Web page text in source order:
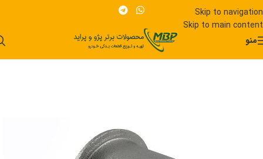
Skip to navigation
Skip to main content
منو